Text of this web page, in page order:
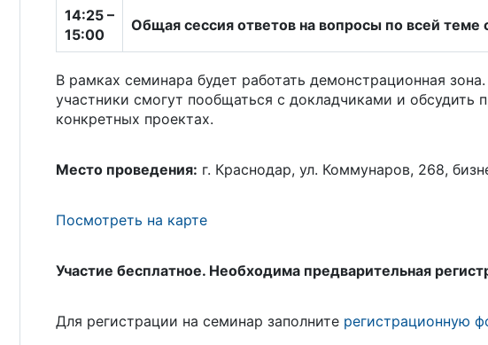
14:25 –
15:00
Общая сессия ответов на вопросы по всей теме
В рамках семинара будет работать демонстрационная
участники смогут пообщаться с докладчиками и обсудить
конкретных проектах.
Место проведения: г. Краснодар, ул. Коммунаров, 268,
Посмотреть на карте
Участие бесплатное. Необходима предварительная
Для регистрации на семинар заполните регистрационную